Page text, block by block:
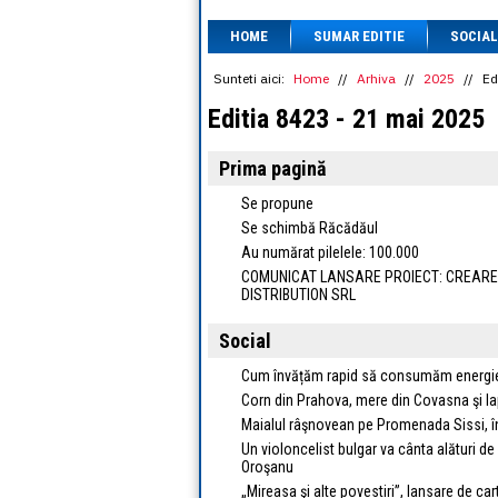
HOME SUMAR EDITIE SOCIAL
Sunteti aici: Home // Arhiva // 2025 //
Editia 8423 - 21 mai 2025
Prima pagină
Se propune
Se schimbă Răcădăul
Au numărat pilelele: 100.000
COMUNICAT LANSARE PROIECT:
DISTRIBUTION SRL
Social
Cum învățăm rapid să consumăm
Corn din Prahova, mere din Covasna şi
Maialul râşnovean pe Promenada Sissi,
Un violoncelist bulgar va cânta alături
Oroşanu
„Mireasa şi alte povestiri”, lansare de